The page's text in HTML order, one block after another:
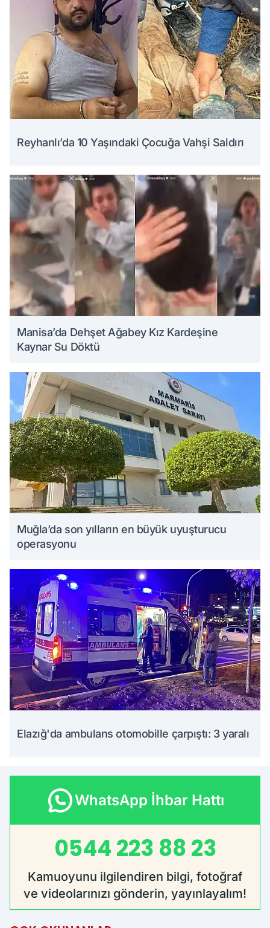
Reyhanlı’da 10 Yaşındaki Çocuğa Vahşi Saldırı
Manisa’da Dehşet Ağabey Kız Kardeşine
Kaynar Su Döktü
Muğla’da son yılların en büyük uyuşturucu
operasyonu
Elazığ'da ambulans otomobille çarpıştı: 3 yaralı
WhatsApp İhbar Hattı
0544 223 88 23
Kamuoyunu ilgilendiren bilgi, fotoğraf
ve videolarınızı gönderin, yayınlayalım!